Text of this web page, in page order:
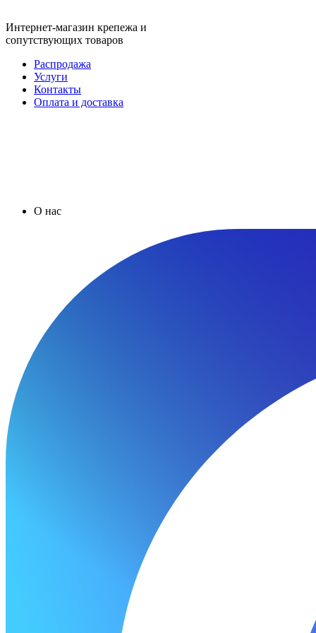
Интернет-магазин крепежа и
сопутствующих товаров
Распродажа
Услуги
Контакты
Оплата и доставка
О нас